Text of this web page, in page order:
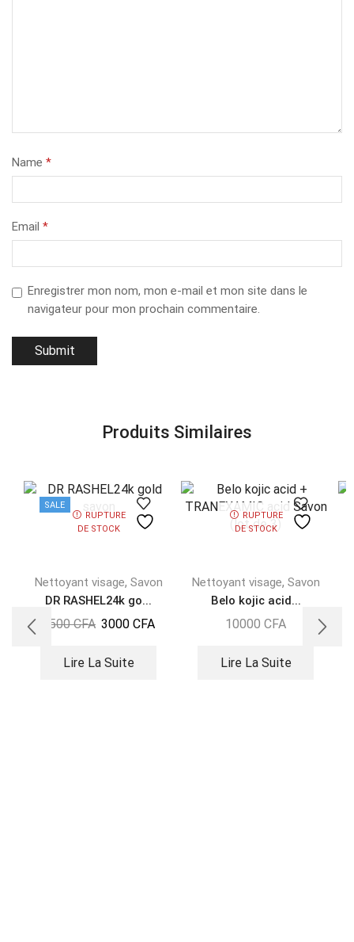
Name *
Email *
Enregistrer mon nom, mon e-mail et mon site dans le
navigateur pour mon prochain commentaire.
Produits Similaires
SALE
RUPTURE
DE STOCK
Nettoyant visage, Savon
DR RASHEL24k go...
3500CFA 3000 CFA
Lire La Suite
RUPTURE
DE STOCK
Nettoyant visage, Savon
Belo kojic acid...
10000 CFA
Lire La Suite